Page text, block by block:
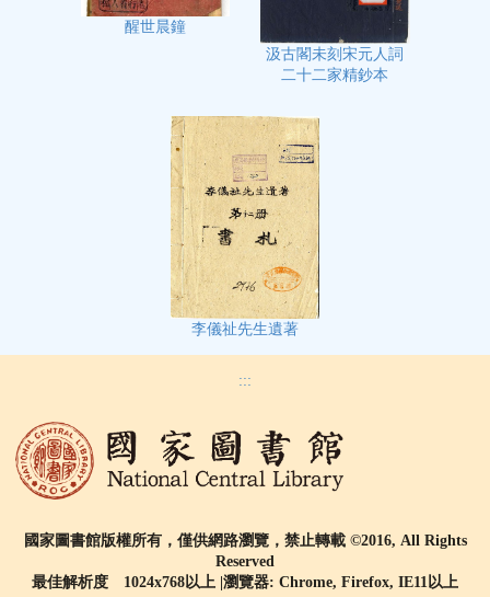
醒世晨鐘
汲古閣未刻宋元人詞
二十二家精鈔本
李儀祉先生遺著
:::
國家圖書館版權所有，僅供網路瀏覽，禁止轉載 ©2016, All Rights
Reserved
最佳解析度 1024x768以上 |瀏覽器: Chrome, Firefox, IE11以上